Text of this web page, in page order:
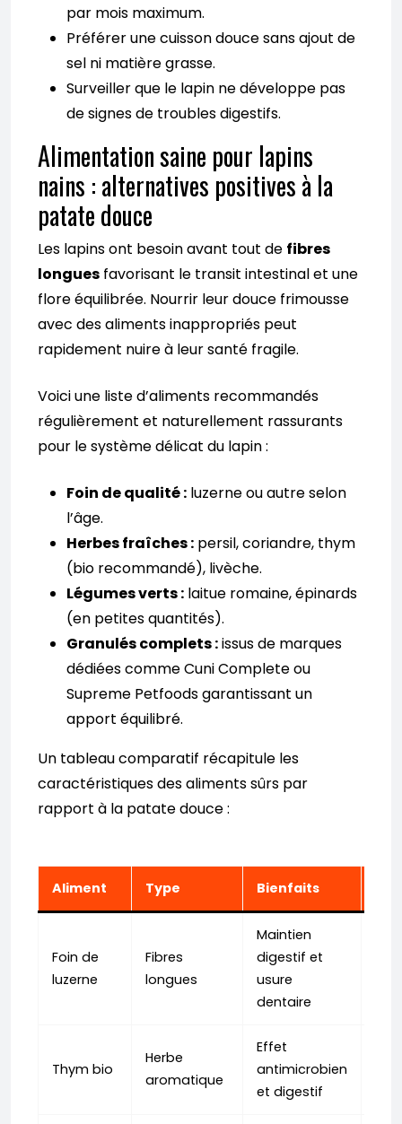
par mois maximum.
Préférer une cuisson douce sans ajout de
sel ni matière grasse.
Surveiller que le lapin ne développe pas
de signes de troubles digestifs.
Alimentation saine pour lapins
nains : alternatives positives à la
patate douce
Les lapins ont besoin avant tout de fibres
longues favorisant le transit intestinal et une
flore équilibrée. Nourrir leur douce frimousse
avec des aliments inappropriés peut
rapidement nuire à leur santé fragile.
Voici une liste d’aliments recommandés
régulièrement et naturellement rassurants
pour le système délicat du lapin :
Foin de qualité : luzerne ou autre selon
l’âge.
Herbes fraîches : persil, coriandre, thym
(bio recommandé), livèche.
Légumes verts : laitue romaine, épinards
(en petites quantités).
Granulés complets :issus de marques
dédiées comme Cuni Complete ou
Supreme Petfoods garantissant un
apport équilibré.
Un tableau comparatif récapitule les
caractéristiques des aliments sûrs par
rapport à la patate douce :
Aliment Type Bienfaits
Foin de
luzerne
Fibres
longues
Maintien
digestif et
usure
dentaire
Thym bio
Herbe
aromatique
Effet
antimicrobien
et digestif